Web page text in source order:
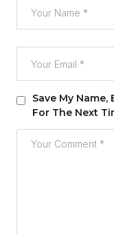
Save My
For The Next